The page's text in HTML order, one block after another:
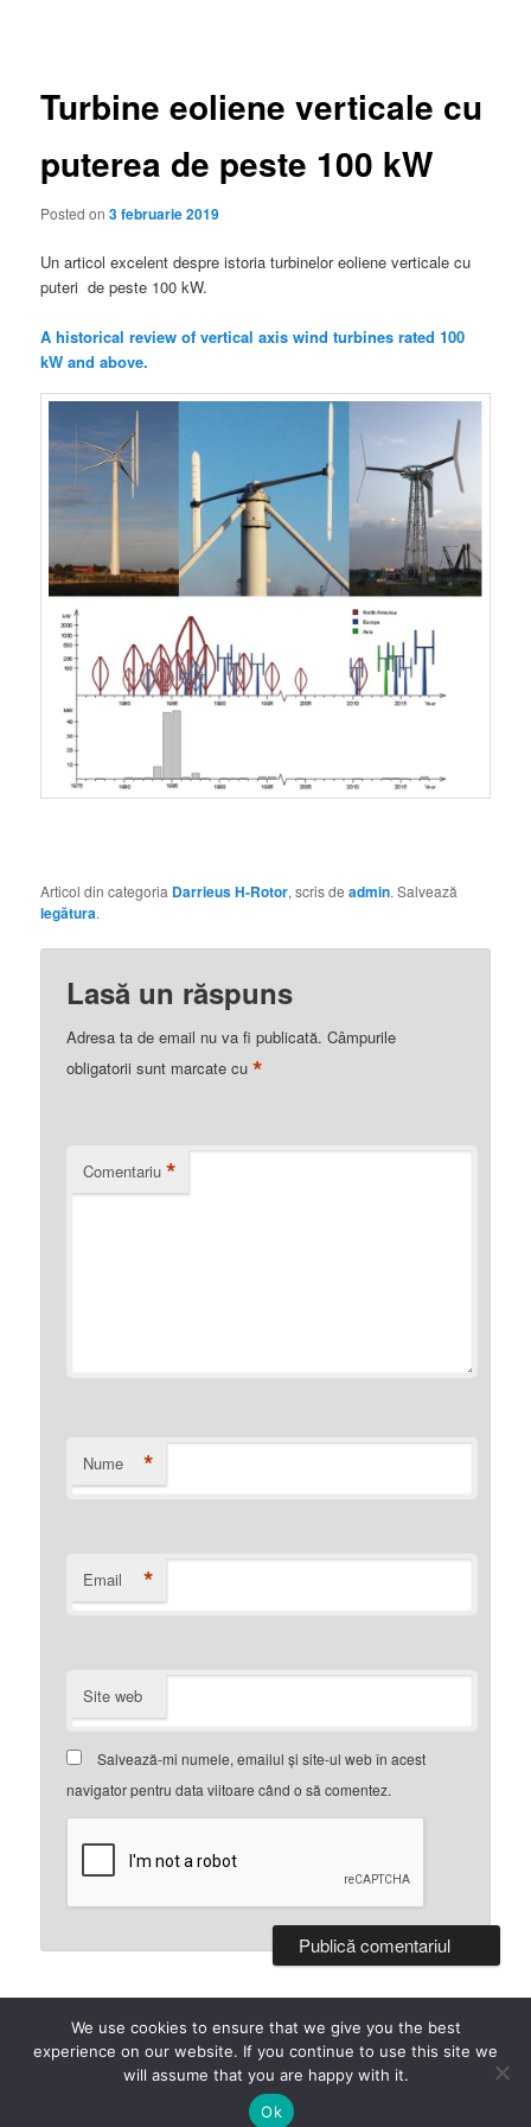
Turbine eoliene verticale cu
puterea de peste 100 kW
Posted on3 februarie 2019
Un articol excelent despre istoria turbinelor eoliene verticale cu
puteri de peste 100 kW.
A historical review of vertical axis wind turbines rated 100
kW and above.
Articol din categoria Darrieus H-Rotor, scris deadmin. Salvează
legătura.
Lasă un răspuns
Adresa ta de email nu va fi publicată. Câmpurile
obligatorii sunt marcate cu*
Comentariu *
Nume *
Email *
Site web
Salvează-mi numele, emailul și site-ul web în acest
navigator pentru data viitoare când o să comentez.
Propulsat cu mândrie de WordPress
We use cookies to ensure that we give you the best
experience on our website. If you continue to use this site we
will assume that you are happy with it.
Ok